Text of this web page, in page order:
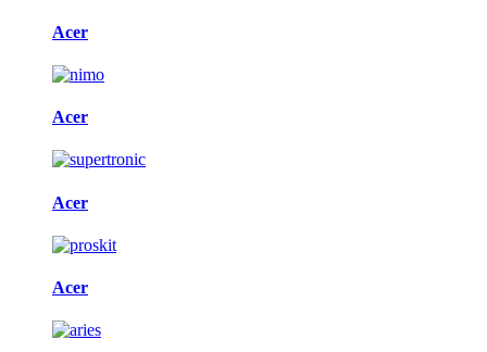
Acer
Acer
Acer
Acer